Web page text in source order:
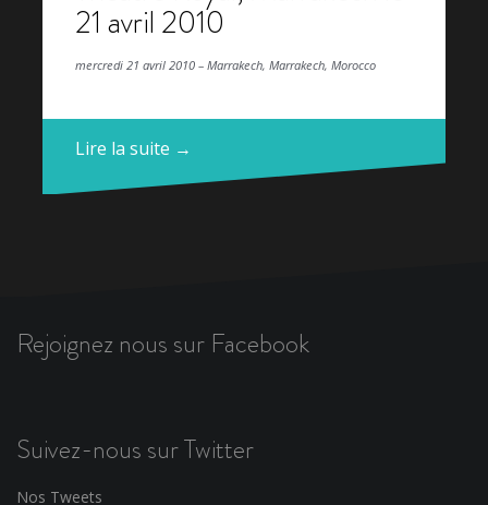
21 avril 2010
mercredi 21 avril 2010 – Marrakech, Marrakech, Morocco
Lire la suite →
Rejoignez nous sur Facebook
Suivez-nous sur Twitter
Nos Tweets